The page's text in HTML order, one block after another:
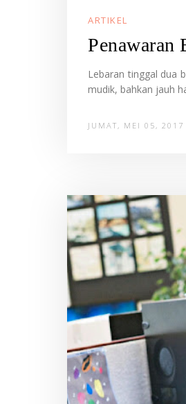
ARTIKEL
Penawaran
Lebaran tinggal dua
mudik, bahkan jauh
JUMAT, MEI 05, 2017